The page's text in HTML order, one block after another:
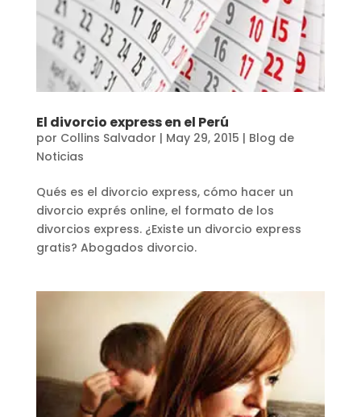
El divorcio express en el Perú
por Collins Salvador | May 29, 2015 | Blog de
Noticias
Qués es el divorcio express, cómo hacer un
divorcio exprés online, el formato de los
divorcios express. ¿Existe un divorcio express
gratis? Abogados divorcio.